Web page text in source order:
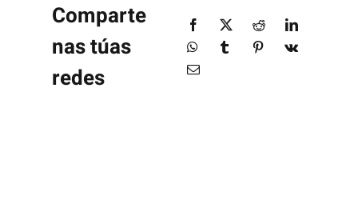
Comparte
nas túas
redes